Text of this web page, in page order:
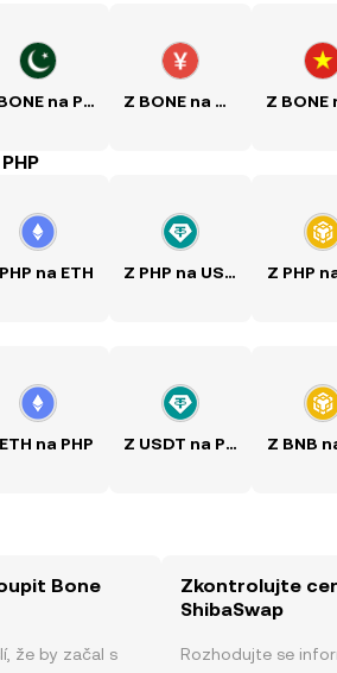
Z BONE na PKR Z BONE na CNY
na ETH Z PHP na USDT Z PHP
na PHP Z USDT na PHP Z BNB
Bone
že by začal s
Zkontrolujte
ShibaSwap
Rozhodujte se